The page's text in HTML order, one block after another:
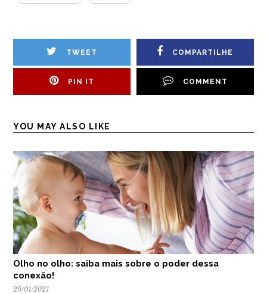
TWEET COMPARTILHE
PIN IT COMMENT
YOU MAY ALSO LIKE
Olho no olho: saiba mais sobre o poder dessa
conexão!
29/01/2021